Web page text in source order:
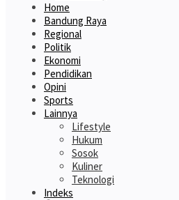
Home
Bandung Raya
Regional
Politik
Ekonomi
Pendidikan
Opini
Sports
Lainnya
Lifestyle
Hukum
Sosok
Kuliner
Teknologi
Indeks